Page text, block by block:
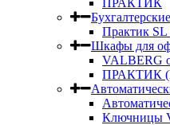
Практик
Шкафы для
VALBERG
ПРАКТИК
Ключницы